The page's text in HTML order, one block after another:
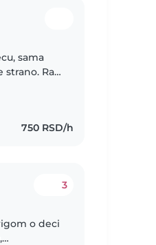
sama
strano. Rad
750 RSD/h
3
o deci